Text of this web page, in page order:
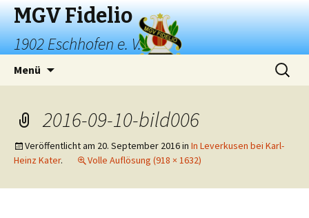
MGV Fidelio
1902 Eschhofen e. V.
Menü
Suchen
nach:
2016-09-10-bild006
Veröffentlicht am 20. September 2016in In Leverkusen bei Karl-
Heinz Kater. Volle Auflösung (918 × 1632)